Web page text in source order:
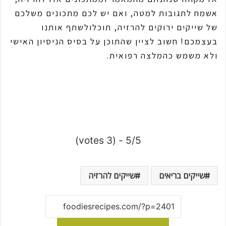
אשמח לתגובות למטה, ואם יש לכם מתכונים משלכם
של שייקים ירוקים להרזיה, תוכלולשתף אותנו
בעצמכם! חשוב לציין שהתוכן על בסיס הניסיון האישי
ולא משמש כהמלצה רפואית.
5/5 - (3 votes)
שייקים בריאים שייקים להרזיה